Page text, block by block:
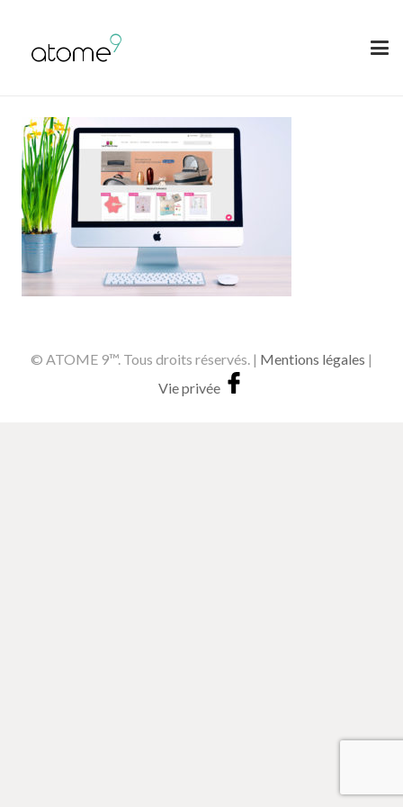
© ATOME 9™. Tous droits réservés. | Mentions légales |
Vie privée